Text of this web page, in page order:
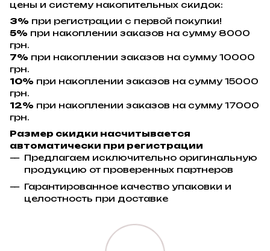
цены и систему накопительных скидок:
3% при регистрации с первой покупки!
5% при накоплении заказов на сумму 8000
грн.
7% при накоплении заказов на сумму 10000
грн.
10% при накоплении заказов на сумму 15000
грн.
12% при накоплении заказов на сумму 17000
грн.
Размер скидки насчитывается
автоматически при регистрации
Предлагаем исключительно оригинальную
продукцию от проверенных партнеров
Гарантированное качество упаковки и
целостность при доставке